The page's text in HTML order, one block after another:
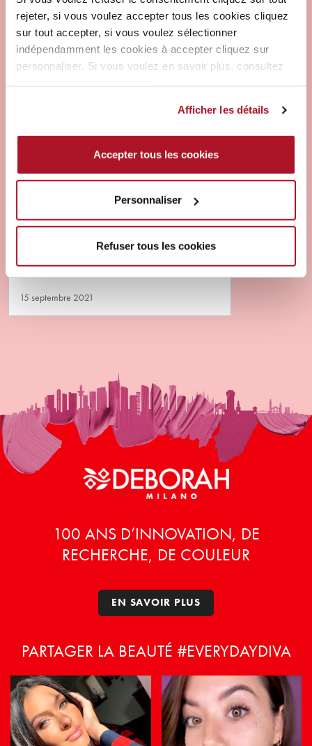
rejeter, si vous voulez accepter tous les cookies cliquez
sur tout accepter, si vous voulez sélectionner
indépendamment les cookies à accepter cliquez sur
personnaliser. Si vous voulez en savoir plus, consultez
Afficher les détails
Accepter tous les cookies
Personnaliser
Refuser tous les cookies
MARQUE ET PRODUITS
MASCARA 24ORE
INSTANT VOLUME UP TO
THE STARS
ÉTOILES!VOLUME, LIFT, COURBURE… EN
UN INSTANT! LE MASCARA QUI «LIFTE» EN
VRAI!Des cils et encore des…
15 septembre 2021
100 ANS D’INNOVATION, DE
RECHERCHE, DE COULEUR
EN SAVOIR PLUS
PARTAGER LA BEAUTÉ #EVERYDAYDIVA